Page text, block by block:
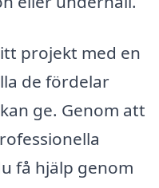
projekt med en
de fördelar
ge. Genom att
få hjälp genom